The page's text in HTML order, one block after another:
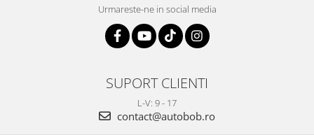
Urmareste-ne in social media
SUPORT CLIENTI
L-V: 9 - 17
contact@autobob.ro